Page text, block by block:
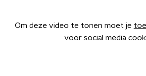
Om deze video te tonen moet je
voor social media